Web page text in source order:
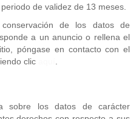
de validez de 13 meses.
de los datos de
a un anuncio o rellena el
póngase en contacto con el
clic
sobre los datos de carácter